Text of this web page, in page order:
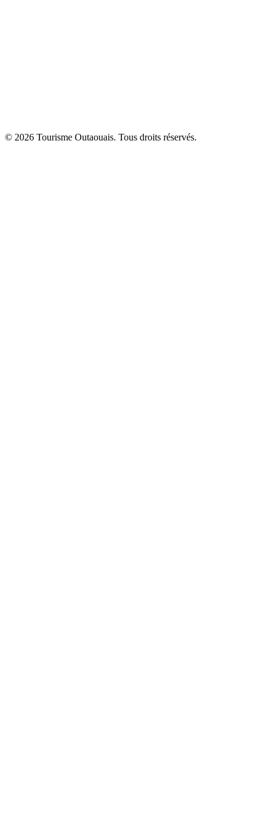
© 2026 Tourisme Outaouais. Tous droits réservés.